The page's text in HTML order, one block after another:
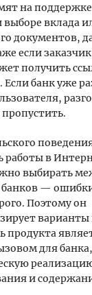
на поддержке
вклада
документов,
если
получить
банк уже
работы в
выбирать
—
Поэтому он
варианты
продукта
для
и